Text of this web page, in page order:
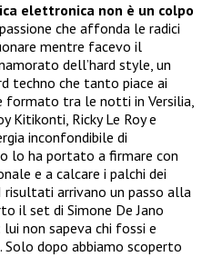
elettronica non è un colpo
che affonda le radici
mentre facevo il
dell’hard style, un
techno che tanto piace ai
formato tra le notti in Versilia,
Kitikonti, Ricky Le Roy e
inconfondibile di
lo ha portato a firmare con
e a calcare i palchi dei
risultati arrivano un passo alla
il set di Simone De Jano
non sapeva chi fossi e
Solo dopo abbiamo scoperto